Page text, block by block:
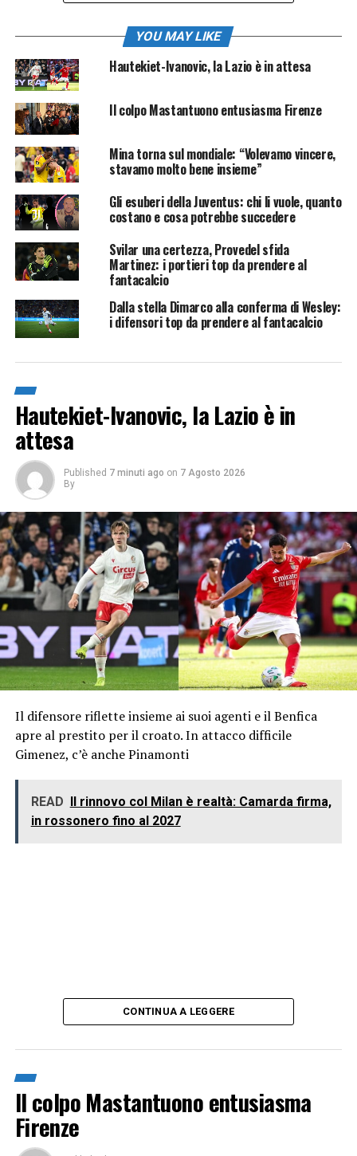
YOU MAY LIKE
Hautekiet-Ivanovic, la Lazio è in attesa
Il colpo Mastantuono entusiasma Firenze
Mina torna sul mondiale: “Volevamo vincere,
stavamo molto bene insieme”
Gli esuberi della Juventus: chi li vuole, quanto
costano e cosa potrebbe succedere
Svilar una certezza, Provedel sfida
Martinez: i portieri top da prendere al
fantacalcio
Dalla stella Dimarco alla conferma di Wesley:
i difensori top da prendere al fantacalcio
Hautekiet-Ivanovic, la Lazio è in
attesa
Published 7 minuti ago on 7 Agosto 2026
By
Il difensore riflette insieme ai suoi agenti e il Benfica
apre al prestito per il croato. In attacco difficile
Gimenez, c’è anche Pinamonti
READ Il rinnovo col Milan è realtà: Camarda firma,
in rossonero fino al 2027
CONTINUA A LEGGERE
Il colpo Mastantuono entusiasma
Firenze